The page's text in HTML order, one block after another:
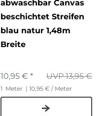
abwaschbar Canvas
beschichtet Streifen
blau natur 1,48m
Breite
UVP 13,95 €
10,95 € *
1 Meter | 10,95 € / Meter